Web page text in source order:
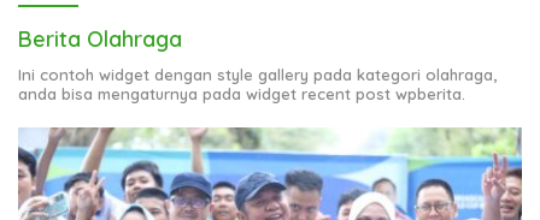
Berita Olahraga
Ini contoh widget dengan style gallery pada kategori olahraga,
anda bisa mengaturnya pada widget recent post wpberita.